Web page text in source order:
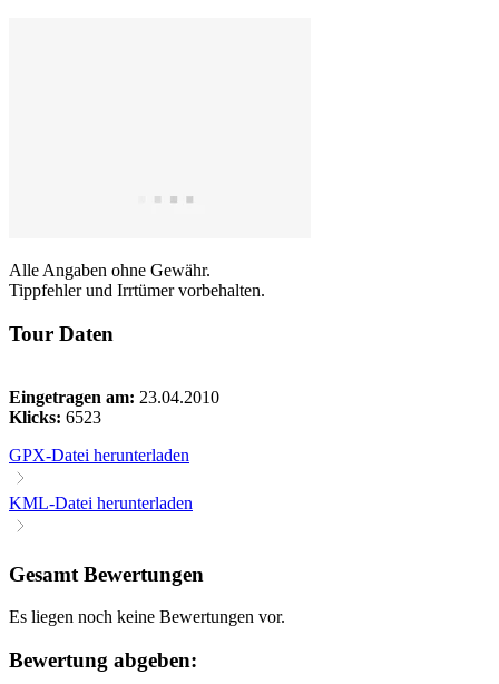
Alle Angaben ohne Gewähr.
Tippfehler und Irrtümer vorbehalten.
Tour Daten
Eingetragen am: 23.04.2010
Klicks: 6523
GPX-Datei herunterladen
KML-Datei herunterladen
Gesamt Bewertungen
Es liegen noch keine Bewertungen vor.
Bewertung abgeben: